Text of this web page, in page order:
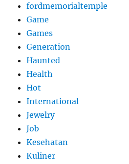
fordmemorialtemple
Game
Games
Generation
Haunted
Health
Hot
International
Jewelry
Job
Kesehatan
Kuliner